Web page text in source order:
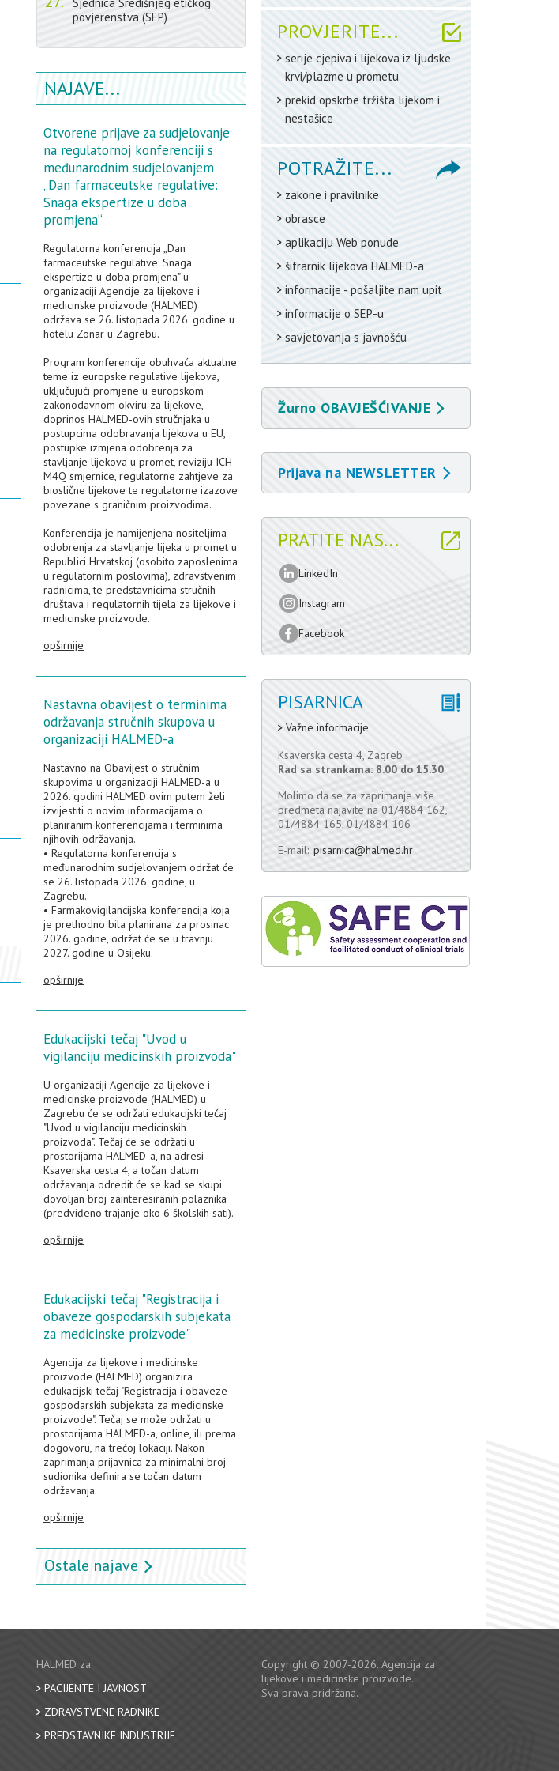
povjerenstva (SEP)
NAJAVE...
Otvorene prijave za sudjelovanje
na regulatornoj konferenciji s
međunarodnim sudjelovanjem
„Dan farmaceutske regulative:
Snaga ekspertize u doba
promjena“
Regulatorna konferencija „Dan
farmaceutske regulative: Snaga
ekspertize u doba promjena" u
organizaciji Agencije za lijekove i
medicinske proizvode (HALMED)
održava se 26. listopada 2026. godine u
hotelu Zonar u Zagrebu.
Program konferencije obuhvaća aktualne
teme iz europske regulative lijekova,
uključujući promjene u europskom
zakonodavnom okviru za lijekove,
doprinos HALMED-ovih stručnjaka u
postupcima odobravanja lijekova u EU,
postupke izmjena odobrenja za
stavljanje lijekova u promet, reviziju ICH
M4Q smjernice, regulatorne zahtjeve za
bioslične lijekove te regulatorne izazove
povezane s graničnim proizvodima.
Konferencija je namijenjena nositeljima
odobrenja za stavljanje lijeka u promet u
Republici Hrvatskoj (osobito zaposlenima
u regulatornim poslovima), zdravstvenim
radnicima, te predstavnicima stručnih
društava i regulatornih tijela za lijekove i
medicinske proizvode.
opširnije
Nastavna obavijest o terminima
održavanja stručnih skupova u
organizaciji HALMED-a
Nastavno na Obavijest o stručnim
skupovima u organizaciji HALMED-a u
2026. godini HALMED ovim putem želi
izvijestiti o novim informacijama o
planiranim konferencijama i terminima
njihovih održavanja.
• Regulatorna konferencija s
međunarodnim sudjelovanjem održat će
se 26. listopada 2026. godine, u
Zagrebu.
• Farmakovigilancijska konferencija koja
je prethodno bila planirana za prosinac
2026. godine, održat će se u travnju
2027. godine u Osijeku.
opširnije
Edukacijski tečaj "Uvod u
vigilanciju medicinskih proizvoda"
U organizaciji Agencije za lijekove i
medicinske proizvode (HALMED) u
Zagrebu će se održati edukacijski tečaj
"Uvod u vigilanciju medicinskih
proizvoda". Tečaj će se održati u
prostorijama HALMED-a, na adresi
Ksaverska cesta 4, a točan datum
održavanja odredit će se kad se skupi
dovoljan broj zainteresiranih polaznika
(predviđeno trajanje oko 6 školskih sati).
opširnije
Edukacijski tečaj "Registracija i
obaveze gospodarskih subjekata
za medicinske proizvode"
Agencija za lijekove i medicinske
proizvode (HALMED) organizira
edukacijski tečaj "Registracija i obaveze
gospodarskih subjekata za medicinske
proizvode". Tečaj se može održati u
prostorijama HALMED-a, online, ili prema
dogovoru, na trećoj lokaciji. Nakon
zaprimanja prijavnica za minimalni broj
sudionika definira se točan datum
održavanja.
opširnije
Ostale najave
PROVJERITE...
serije cjepiva i lijekova iz ljudske
krvi/plazme u prometu
prekid opskrbe tržišta lijekom i
nestašice
POTRAŽITE...
zakone i pravilnike
obrasce
aplikaciju Web ponude
šifrarnik lijekova HALMED-a
informacije - pošaljite nam upit
informacije o SEP-u
savjetovanja s javnošću
Žurno OBAVJEŠĆIVANJE
Prijava na NEWSLETTER
PRATITE NAS...
LinkedIn
Instagram
Facebook
PISARNICA
Važne informacije
Ksaverska cesta 4, Zagreb
Rad sa strankama: 8.00 do 15.30
Molimo da se za zaprimanje više
predmeta najavite na 01/4884 162,
01/4884 165, 01/4884 106
E-mail: pisarnica@halmed.hr
HALMED za:
PACIJENTE I JAVNOST
ZDRAVSTVENE RADNIKE
PREDSTAVNIKE INDUSTRIJE
Copyright © 2007-2026. Agencija za
lijekove i medicinske proizvode.
Sva prava pridržana.